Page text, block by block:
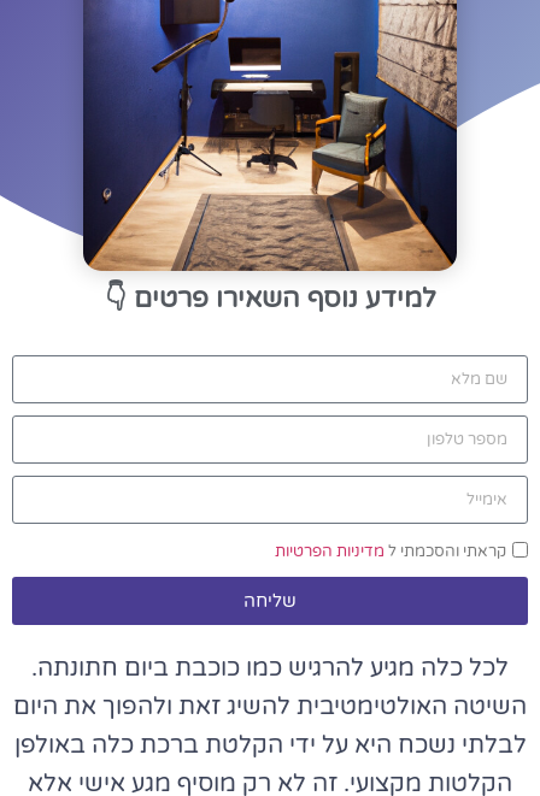
למידע נוסף השאירו פרטים 👇
קראתי והסכמתי ל מדיניות הפרטיות
שליחה
לכל כלה מגיע להרגיש כמו כוכבת ביום חתונתה.
השיטה האולטימטיבית להשיג זאת ולהפוך את היום
לבלתי נשכח היא על ידי הקלטת ברכת כלה באולפן
הקלטות מקצועי. זה לא רק מוסיף מגע אישי אלא